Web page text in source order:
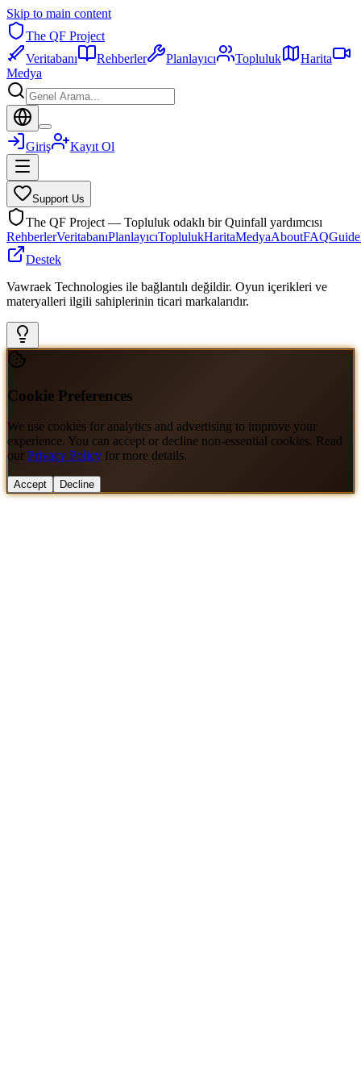
Skip to main content
The QF Project
Veritabanı
Rehberler Planlayıcı Topluluk
Harita
Medya
Giriş Kayıt Ol
Support Us
The QF Project — Topluluk odaklı bir Quinfall yardımcısı
RehberlerVeritabanıPlanlayıcıToplulukHaritaMedyaAboutFAQ
Destek
Vawraek Technologies ile bağlantılı değildir. Oyun içerikleri ve
materyalleri ilgili sahiplerinin ticari markalarıdır.
Cookie Preferences
We use cookies for analytics and advertising to improve your
experience. You can accept or decline non-essential cookies. Read
our Privacy Policy for more details.
Accept Decline